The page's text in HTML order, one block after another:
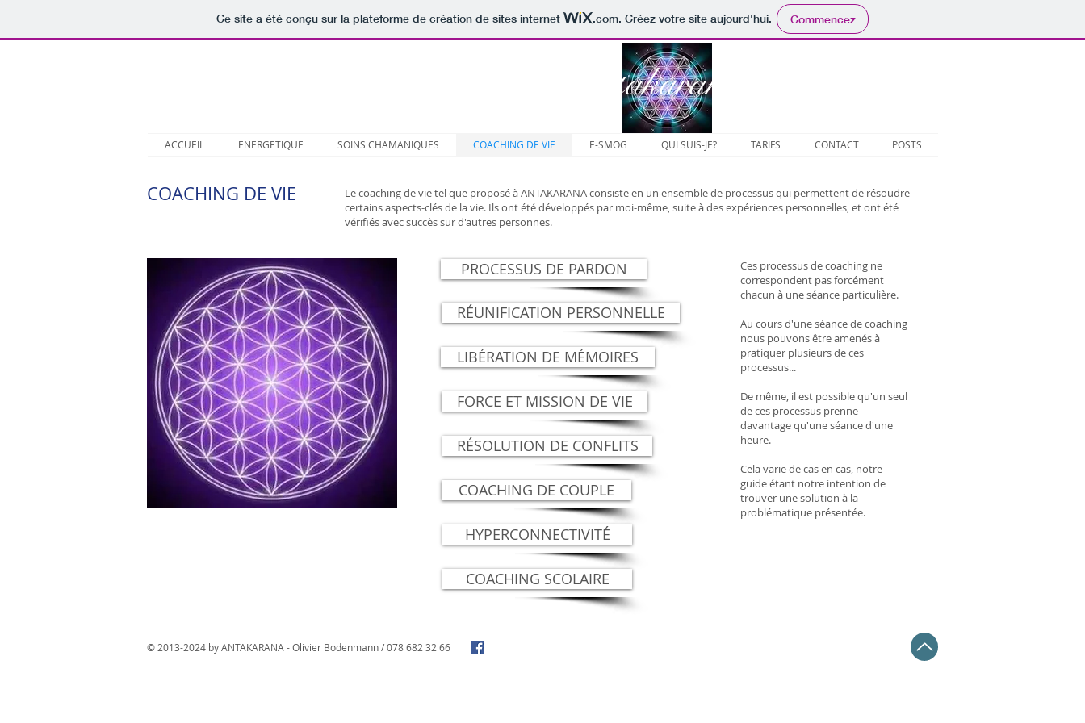
Ce site a été conçu sur la plateforme de création de sites internet .com. Créez votre site aujourd'hui. Commencez
Espace Bien-Être Antakarana
ACCUEIL ENERGETIQUE SOINS CHAMANIQUES COACHING DE VIE E-SMOG QUI SUIS-JE? TARIFS CONTACT POSTS
COACHING DE VIE
Le coaching de vie tel que proposé à ANTAKARANA consiste en un ensemble de processus qui permettent de résoudre
certains aspects-clés de la vie. Ils ont été développés par moi-même, suite à des expériences personnelles, et ont été
vérifiés avec succès sur d'autres personnes.
PROCESSUS DE PARDON
RÉUNIFICATION PERSONNELLE
LIBÉRATION DE MÉMOIRES
FORCE ET MISSION DE VIE
RÉSOLUTION DE CONFLITS
COACHING DE COUPLE
Ces processus de coaching ne
correspondent pas forcément
chacun à une séance particulière.
Au cours d'une séance de coaching
nous pouvons être amenés à
pratiquer plusieurs de ces
processus...
De même, il est possible qu'un seul
de ces processus prenne
davantage qu'une séance d'une
heure.
Cela varie de cas en cas, notre
guide étant notre intention de
trouver une solution à la
problématique présentée.
HYPERCONNECTIVITÉ
COACHING SCOLAIRE
© 2013-2024 by ANTAKARANA -Olivier Bodenmann/ 078 682 32 66